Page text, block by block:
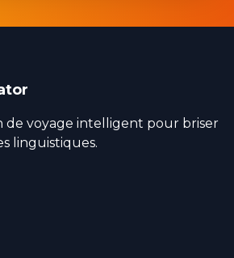
de voyage intelligent pour briser
linguistiques.